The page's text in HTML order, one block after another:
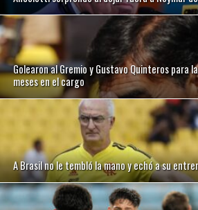
Golearon al Gremio y Gustavo Quinteros para
meses en el cargo
A Brasil no le tembló la mano y echó a su